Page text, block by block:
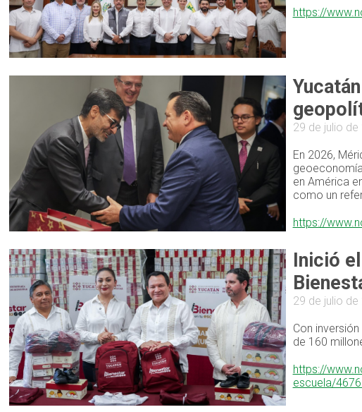
https://
29 de julio de
En 2026,
en América
como un
https://
Inició
29 de julio de
Con
de 160
https://
escuela/